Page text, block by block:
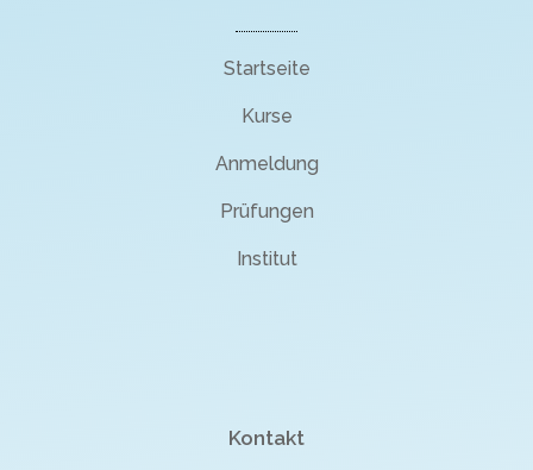
Startseite
Kurse
Anmeldung
Prüfungen
Institut
Kontakt